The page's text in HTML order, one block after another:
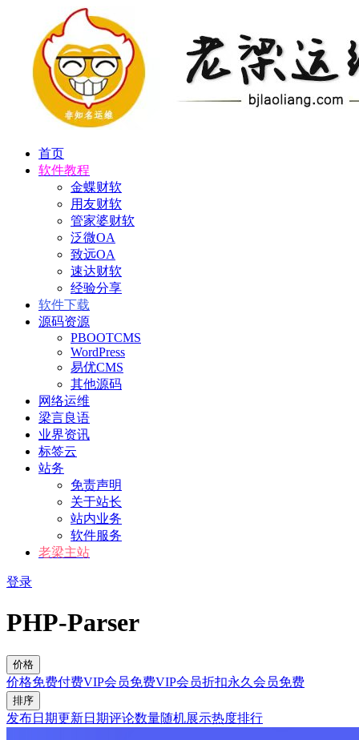
首页
软件教程
金蝶财软
用友财软
管家婆财软
泛微OA
致远OA
速达财软
经验分享
软件下载
源码资源
PBOOTCMS
WordPress
易优CMS
其他源码
网络运维
梁言良语
业界资讯
标签云
站务
免责声明
关于站长
站内业务
软件服务
老梁主站
登录
PHP-Parser
价格
价格免费付费VIP会员免费VIP会员折扣永久会员免费
排序
发布日期更新日期评论数量随机展示热度排行